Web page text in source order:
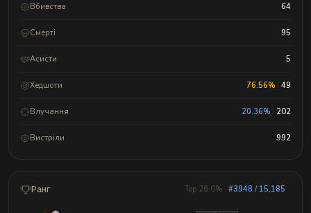
Вбивства 64
Смерті 95
Асисти 5
Хедшоти 76.56% 49
Влучання 20.36% 202
Вистріли 992
Ранг Top 26.0% #3948 / 15,185